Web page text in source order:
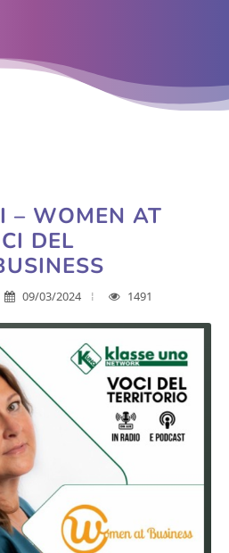
– WOMEN AT
DEL
09/03/2024 1491